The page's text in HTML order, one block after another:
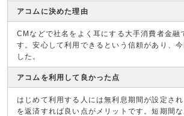
アコムに決めた理由
CMなどで社名をよく耳にする大手消費者金融
す。安心して利用できるという信頼があり、
した。
アコムを利用して良かった点
はじめて利用する人には無利息期間が設定さ
を返済すれば良い点がメリットです。短期間